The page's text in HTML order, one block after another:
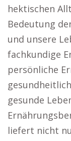
hektischen
Bedeutung
und unsere
fachkundige
persönliche
gesunde
liefert nicht